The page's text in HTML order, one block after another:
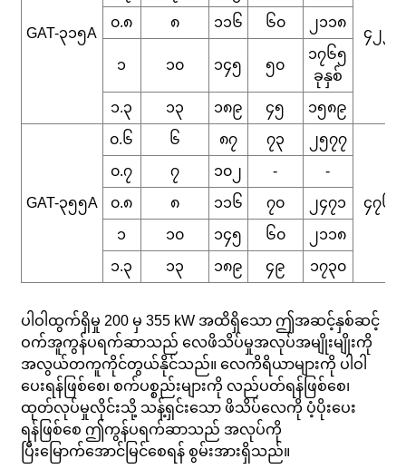
GAT-၃၁၅A ၄၂၂
၀.၈ ၈ ၁၁၆ ၆၀ ၂၁၁၈
၁ ၁၀ ၁၄၅ ၅၀
၁၇၆၅
ခုနှစ်
၁.၃ ၁၃ ၁၈၉ ၄၅ ၁၅၈၉
GAT-၃၅၅A
၀.၆ ၆ ၈၇ ၇၃ ၂၅၇၇
၄၇၆
၀.၇ ၇ ၁၀၂ - -
၀.၈ ၈ ၁၁၆ ၇၀ ၂၄၇၁
၁ ၁၀ ၁၄၅ ၆၀ ၂၁၁၈
၁.၃ ၁၃ ၁၈၉ ၄၉ ၁၇၃၀
ပါဝါထွက်ရှိမှု 200 မှ 355 kW အထိရှိသော ဤအဆင့်နှစ်ဆင့်
ဝက်အူကွန်ပရက်ဆာသည် လေဖိသိပ်မှုအလုပ်အမျိုးမျိုးကို
အလွယ်တကူကိုင်တွယ်နိုင်သည်။ လေကိရိယာများကို ပါဝါ
ပေးရန်ဖြစ်စေ၊ စက်ပစ္စည်းများကို လည်ပတ်ရန်ဖြစ်စေ၊
ထုတ်လုပ်မှုလိုင်းသို့ သန့်ရှင်းသော ဖိသိပ်လေကို ပံ့ပိုးပေး
ရန်ဖြစ်စေ ဤကွန်ပရက်ဆာသည် အလုပ်ကို
ပြီးမြောက်အောင်မြင်စေရန် စွမ်းအားရှိသည်။